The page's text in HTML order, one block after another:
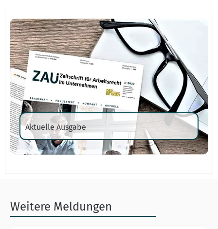
Aktuelle Ausgabe
Weitere Meldungen